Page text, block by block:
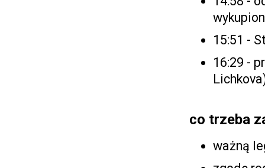
15:51 -
16:29 -
co trzeba
ważną